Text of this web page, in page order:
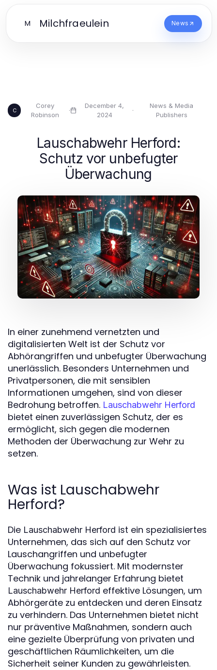
M Milchfraeulein News
C
Corey
Robinson
·
December 4,
2024
·
News & Media
Publishers
Lauschabwehr Herford:
Schutz vor unbefugter
Überwachung
In einer zunehmend vernetzten und
digitalisierten Welt ist der Schutz vor
Abhörangriffen und unbefugter Überwachung
unerlässlich. Besonders Unternehmen und
Privatpersonen, die mit sensiblen
Informationen umgehen, sind von dieser
Bedrohung betroffen. Lauschabwehr Herford
bietet einen zuverlässigen Schutz, der es
ermöglicht, sich gegen die modernen
Methoden der Überwachung zur Wehr zu
setzen.
Was ist Lauschabwehr
Herford?
Die Lauschabwehr Herford ist ein spezialisiertes
Unternehmen, das sich auf den Schutz vor
Lauschangriffen und unbefugter
Überwachung fokussiert. Mit modernster
Technik und jahrelanger Erfahrung bietet
Lauschabwehr Herford effektive Lösungen, um
Abhörgeräte zu entdecken und deren Einsatz
zu verhindern. Das Unternehmen bietet nicht
nur präventive Maßnahmen, sondern auch
eine gezielte Überprüfung von privaten und
geschäftlichen Räumlichkeiten, um die
Sicherheit seiner Kunden zu gewährleisten.